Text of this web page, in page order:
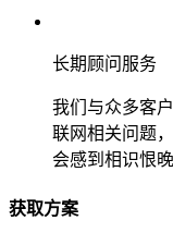
长期顾问服务
我们与众多客
联网相关问题
会感到相识恨晚
获取方案